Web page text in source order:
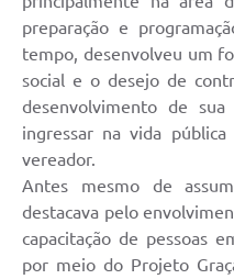
preparação e
tempo, desenvolveu um
social e o desejo de
desenvolvimento de
ingressar na vida
vereador.
Antes mesmo de
destacava pelo
capacitação de pessoas
por meio do Projeto